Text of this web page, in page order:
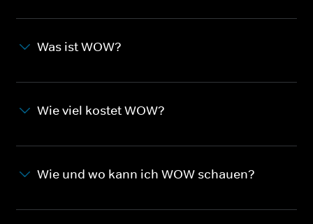
Was ist WOW?
Wie viel kostet WOW?
Wie und wo kann ich WOW schauen?